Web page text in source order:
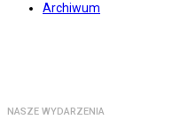
Archiwum
NASZE WYDARZENIA